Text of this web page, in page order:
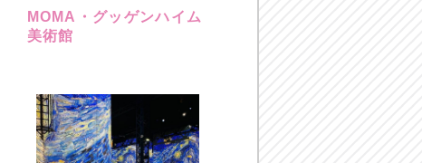
MOMA・グッゲンハイム
美術館